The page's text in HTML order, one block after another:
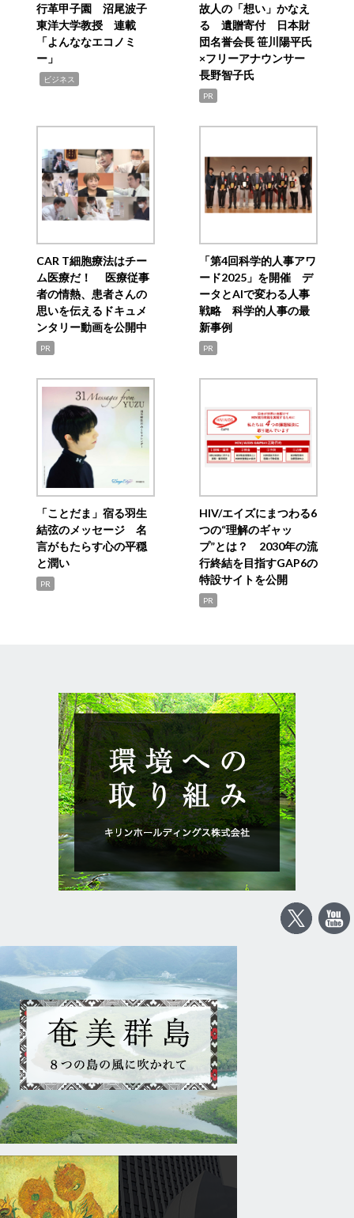
行革甲子園 沼尾波子
東洋大学教授 連載
「よんななエコノミ
ー」
ビジネス
故人の「想い」かなえ
る 遺贈寄付 日本財
団名誉会長 笹川陽平氏
×フリーアナウンサー
長野智子氏
PR
CAR T細胞療法はチー
ム医療だ！ 医療従事
者の情熱、患者さんの
思いを伝えるドキュメ
ンタリー動画を公開中
PR
「第4回科学的人事アワ
ード2025」を開催 デ
ータとAIで変わる人事
戦略 科学的人事の最
新事例
PR
「ことだま」宿る羽生
結弦のメッセージ 名
言がもたらす心の平穏
と潤い
PR
HIV/エイズにまつわる6
つの“理解のギャッ
プ”とは？ 2030年の流
行終結を目指すGAP6の
特設サイトを公開
PR